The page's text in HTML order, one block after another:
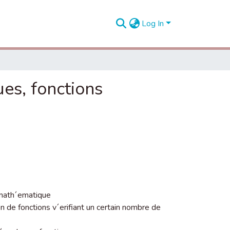
Log In
fonctions
de fonctions v´erifiant un certain nombre de